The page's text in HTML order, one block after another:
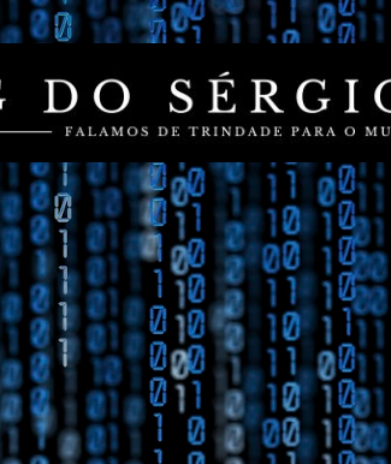
Pular para o conteúdo principal